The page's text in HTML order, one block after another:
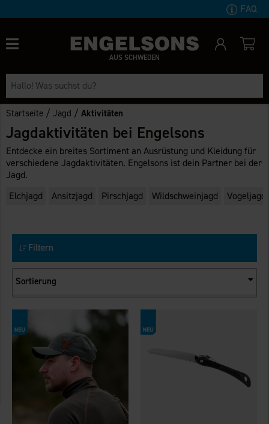
FAQ
AUS SCHWEDEN
Startseite /Jagd /Aktivitäten
Jagdaktivitäten bei Engelsons
Entdecke ein breites Sortiment an Ausrüstung und Kleidung für
verschiedene Jagdaktivitäten. Engelsons ist dein Partner bei der
Jagd.
Elchjagd
Ansitzjagd Pirschjagd Wildschweinjagd Vogeljagd
Filtern
Sortierung